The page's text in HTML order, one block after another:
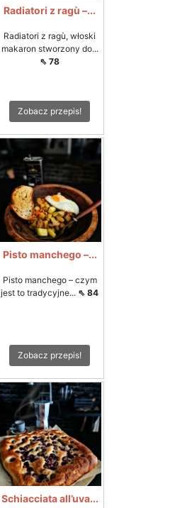
Radiatori z ragù –...
Radiatori z ragù, włoski
makaron stworzony do...
⇖ 78
Zobacz przepis!
Pisto manchego –...
Pisto manchego – czym
jest to tradycyjne... ⇖ 84
Zobacz przepis!
Schiacciata all’uva...